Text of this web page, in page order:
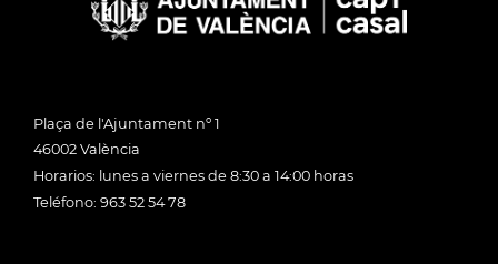
Plaça de l'Ajuntament nº 1
46002 València
Horarios: lunes a viernes de 8:30 a 14:00 horas
Teléfono: 963 52 54 78